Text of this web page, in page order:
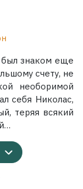
знаком еще
счету, не
необоримой
себя Николас,
теряя всякий